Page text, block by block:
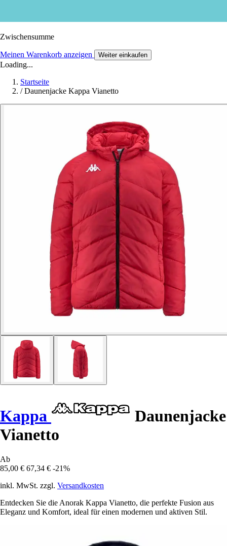
Zwischensumme
Meinen Warenkorb anzeigen Weiter einkaufen
Loading...
Startseite
/ Daunenjacke Kappa Vianetto
Kappa
Daunenjacke
Vianetto
Ab
85,00 € 67,34 € -21%
inkl. MwSt. zzgl. Versandkosten
Entdecken Sie die Anorak Kappa Vianetto, die perfekte Fusion aus
Eleganz und Komfort, ideal für einen modernen und aktiven Stil.